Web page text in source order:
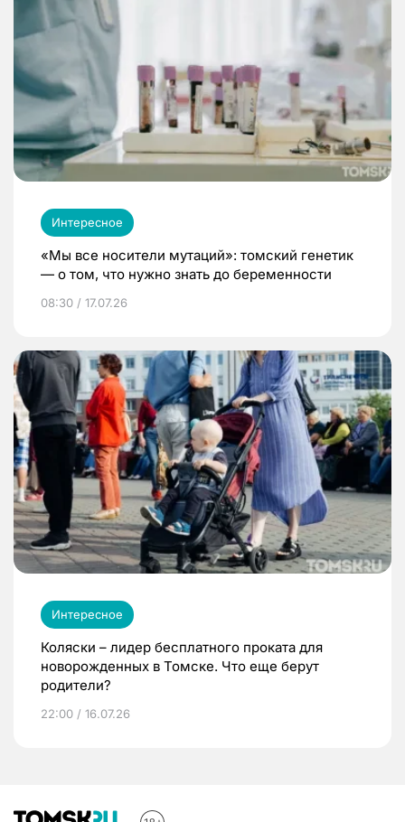
Интересное
«Мы все носители мутаций»: томский генетик
— о том, что нужно знать до беременности
08:30 / 17.07.26
Интересное
Коляски – лидер бесплатного проката для
новорожденных в Томске. Что еще берут
родители?
22:00 / 16.07.26